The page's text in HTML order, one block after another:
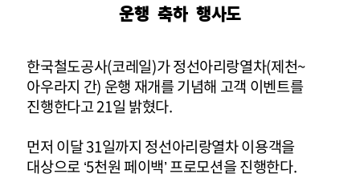
운행 축하 행사도
한국철도공사(코레일)가 정선아리랑열차(제천~
아우라지 간) 운행 재개를 기념해 고객 이벤트를
진행한다고 21일 밝혔다.
먼저 이달 31일까지 정선아리랑열차 이용객을
대상으로 ‘5천원 페이백’ 프로모션을 진행한다.